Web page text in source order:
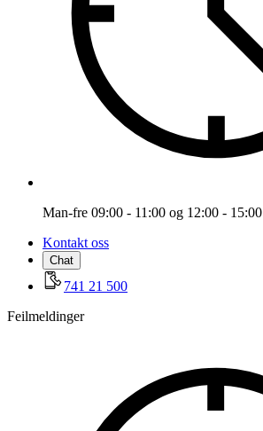
Man-fre 09:00 - 11:00 og 12:00 - 15:00
Kontakt oss
Chat
741 21 500
Feilmeldinger